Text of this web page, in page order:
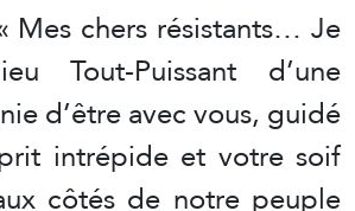
Mes chers résistants… Je
Tout-Puissant d’une
d’être avec vous, guidé
intrépide et votre soif
côtés de notre peuple